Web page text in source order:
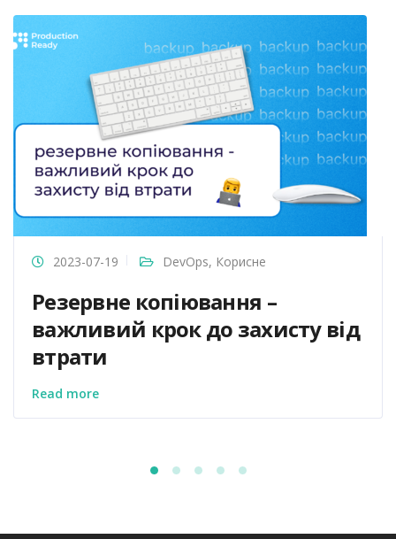
2023-07-19 DevOps, Корисне
Резервне копіювання –
важливий крок до захисту від
втрати
Read more